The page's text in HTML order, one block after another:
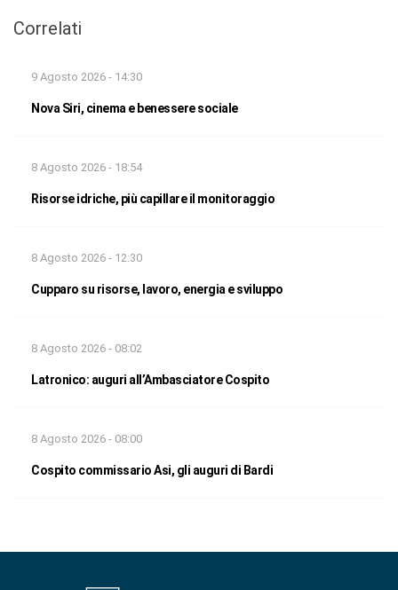
Correlati
9 Agosto 2026 - 14:30
Nova Siri, cinema e benessere sociale
8 Agosto 2026 - 18:54
Risorse idriche, più capillare il monitoraggio
8 Agosto 2026 - 12:30
Cupparo su risorse, lavoro, energia e sviluppo
8 Agosto 2026 - 08:02
Latronico: auguri all’Ambasciatore Cospito
8 Agosto 2026 - 08:00
Cospito commissario Asi, gli auguri di Bardi